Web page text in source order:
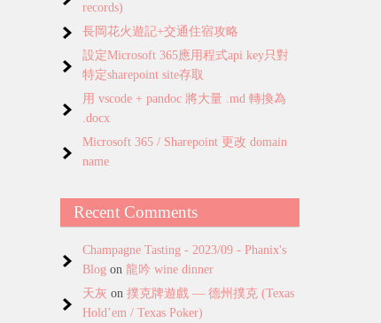
records)
長岡花火遊記+交通住宿攻略
設定Microsoft 365應用程式api key只對
特定sharepoint site存取
用 vscode + pandoc 將大量 .md 轉換為
.docx
Microsoft 365 / Sharepoint 更改 domain
name
Recent Comments
Champagne Tasting - 2023/09 - Phanix's
Blog on 龍吟 wine dinner
天灰 on 撲克牌遊戲 — 德州撲克 (Texas
Hold’em / Texas Poker)